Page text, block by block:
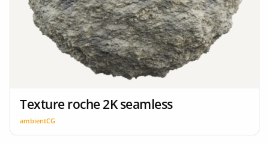
Texture roche 2K seamless
ambientCG